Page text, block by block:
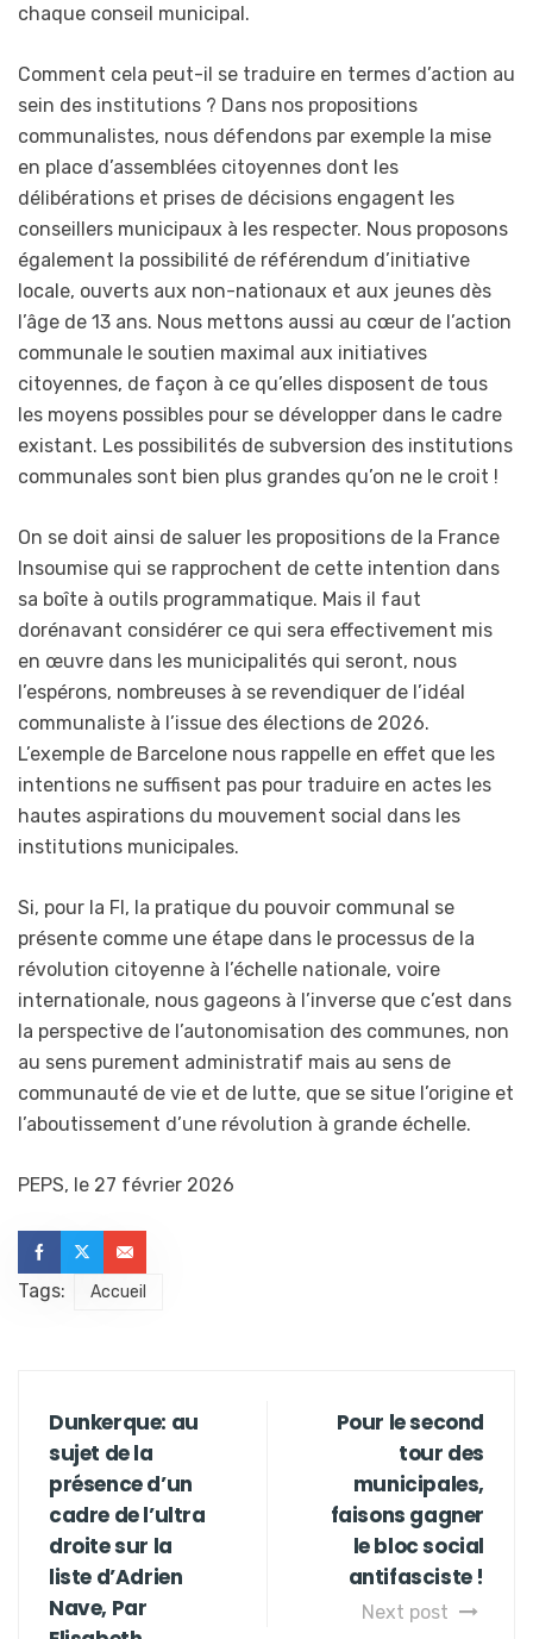
chaque conseil municipal.
Comment cela peut-il se traduire en termes d’action au
sein des institutions ? Dans nos propositions
communalistes, nous défendons par exemple la mise
en place d’assemblées citoyennes dont les
délibérations et prises de décisions engagent les
conseillers municipaux à les respecter. Nous proposons
également la possibilité de référendum d’initiative
locale, ouverts aux non-nationaux et aux jeunes dès
l’âge de 13 ans. Nous mettons aussi au cœur de l’action
communale le soutien maximal aux initiatives
citoyennes, de façon à ce qu’elles disposent de tous
les moyens possibles pour se développer dans le cadre
existant. Les possibilités de subversion des institutions
communales sont bien plus grandes qu’on ne le croit !
On se doit ainsi de saluer les propositions de la France
Insoumise qui se rapprochent de cette intention dans
sa boîte à outils programmatique. Mais il faut
dorénavant considérer ce qui sera effectivement mis
en œuvre dans les municipalités qui seront, nous
l’espérons, nombreuses à se revendiquer de l’idéal
communaliste à l’issue des élections de 2026.
L’exemple de Barcelone nous rappelle en effet que les
intentions ne suffisent pas pour traduire en actes les
hautes aspirations du mouvement social dans les
institutions municipales.
Si, pour la FI, la pratique du pouvoir communal se
présente comme une étape dans le processus de la
révolution citoyenne à l’échelle nationale, voire
internationale, nous gageons à l’inverse que c’est dans
la perspective de l’autonomisation des communes, non
au sens purement administratif mais au sens de
communauté de vie et de lutte, que se situe l’origine et
l’aboutissement d’une révolution à grande échelle.
PEPS, le 27 février 2026
Tags: Accueil
Dunkerque: au
sujet de la
présence d’un
cadre de l’ultra
droite sur la
liste d’Adrien
Nave, Par
Pour le second
tour des
municipales,
faisons gagner
le bloc social
antifasciste !
Next post